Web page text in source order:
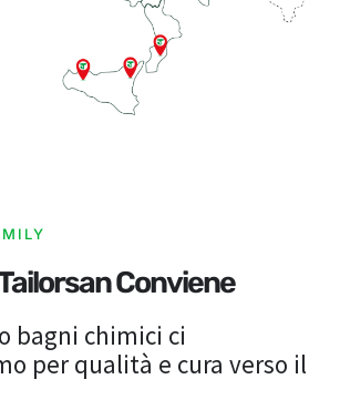
Conviene
bagni chimici ci
per qualità e cura verso il